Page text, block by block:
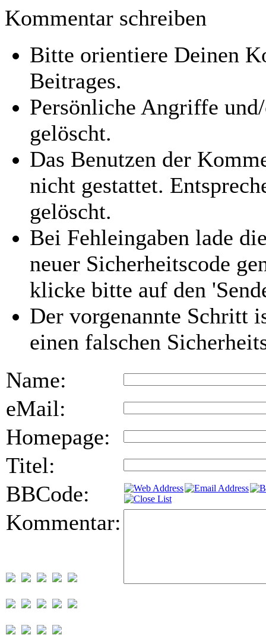
Kommentar schreiben
Bitte orientiere Deinen
Beitrages.
Persönliche Angriffe
gelöscht.
Das Benutzen der
nicht gestattet.
gelöscht.
Bei Fehleingaben lade
neuer Sicherheitscode
klicke bitte auf den
Der vorgenannte Schritt
einen falschen
Name:
eMail:
Homepage:
Titel:
BBCode:
Kommentar: